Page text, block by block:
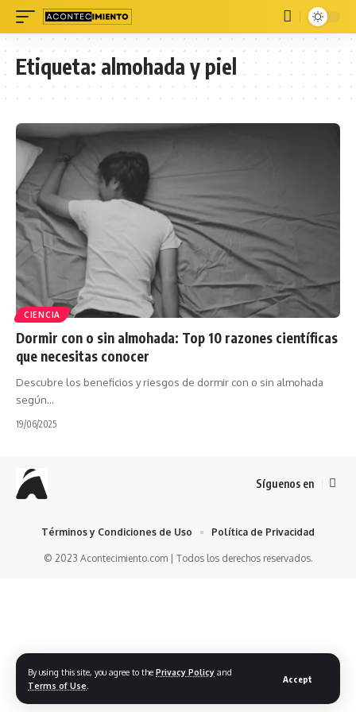
By using this site, you agree to the Privacy Policy and
Terms of Use
Accept
Etiqueta:almohada y piel
CIENCIA
Dormir con o sin almohada: Top 10 razones científicas
que necesitas conocer
Descubre los beneficios y riesgos de dormir con o sin almohada
según…
19/06/2025
Síguenos en
© 2023 Acontecimiento.com | Todos los derechos reservados.
Términos y Condiciones de Uso Política de Privacidad